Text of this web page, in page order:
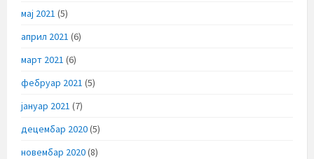
мај 2021 (5)
април 2021 (6)
март 2021 (6)
фебруар 2021 (5)
јануар 2021 (7)
децембар 2020(5)
новембар 2020(8)